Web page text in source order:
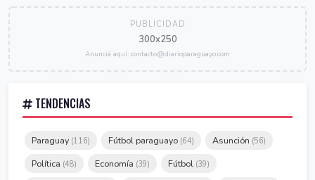
PUBLICIDAD
300x250
Anunciá aquí: contacto@diarioparaguayo.com
TENDENCIAS
Paraguay (116) Fútbol paraguayo (64) Asunción (56)
Política (48) Economía (39) Fútbol (39)